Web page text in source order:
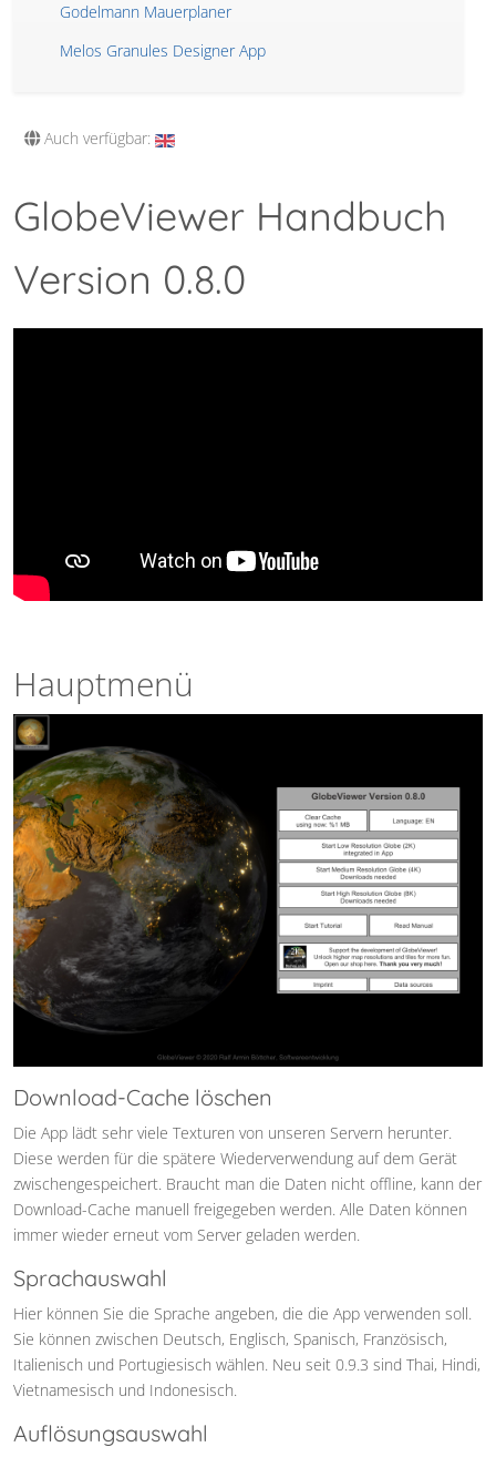
Godelmann Mauerplaner
Melos Granules Designer App
Auch verfügbar:
GlobeViewer Handbuch
Version 0.8.0
Hauptmenü
Download-Cache löschen
Die App lädt sehr viele Texturen von unseren Servern herunter.
Diese werden für die spätere Wiederverwendung auf dem Gerät
zwischengespeichert. Braucht man die Daten nicht offline, kann der
Download-Cache manuell freigegeben werden. Alle Daten können
immer wieder erneut vom Server geladen werden.
Sprachauswahl
Hier können Sie die Sprache angeben, die die App verwenden soll.
Sie können zwischen Deutsch, Englisch, Spanisch, Französisch,
Italienisch und Portugiesisch wählen. Neu seit 0.9.3 sind Thai, Hindi,
Vietnamesisch und Indonesisch.
Auflösungsauswahl